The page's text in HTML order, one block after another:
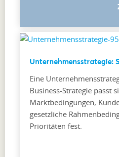
Unternehmensstrategie:
Eine
Business-Strategie passt
Marktbedingungen,
gesetzliche
Prioritäten fest.